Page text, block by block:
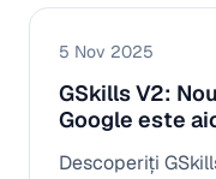
5 Nov 2025
GSkills V2:
Google este
Descoperiți